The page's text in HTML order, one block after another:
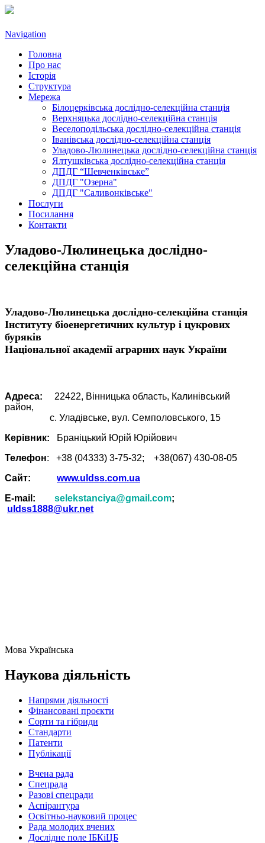
Navigation
Головна
Про нас
Історія
Структура
Мережа
Білоцерківська дослідно-селекційна станція
Верхняцька дослідно-селекційна станція
Веселоподільська дослідно-селекційна станція
Іванівська дослідно-селекційна станція
Уладово-Люлинецькa дослідно-селекційна станція
Ялтушківськa дослідно-селекційна станція
ДПДГ “Шевченківське”
ДПДГ "Озерна"
ДПДГ "Саливонківське"
Послуги
Посилання
Контакти
Уладово-Люлинецькa дослідно-
селекційна станція
Уладово-Люлинецька дослідно-селекційна станція
Інституту біоенергетичних культур і цукрових
буряків
Національної академії аграрних наук України
Адреса: 22422, Вінницька область, Калинівський
район,
c. Уладівське, вул. Семполовського, 15
Керівник:
Браніцький Юрій Юрійович
Телефон: +38 (04333) 3-75-32; +38(067) 430-08-05
Cайт:
www.uldss.com.ua
Е-mail:
selekstanciya@gmail.com;
uldss1888@ukr.net
Мова Українська
Наукова діяльність
Напрями діяльності
Фінансовані проєкти
Сорти та гібриди
Стандарти
Патенти
Публікації
Вчена рада
Спецрада
Разові спецради
Аспірантура
Освітньо-науковий процес
Рада молодих вчених
Дослідне поле ІБКіЦБ